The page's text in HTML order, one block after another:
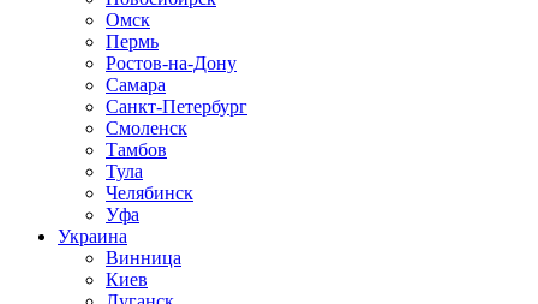
Омск
Пермь
Ростов-на-Дону
Самара
Санкт-Петербург
Смоленск
Тамбов
Тула
Челябинск
Уфа
Украина
Винница
Киев